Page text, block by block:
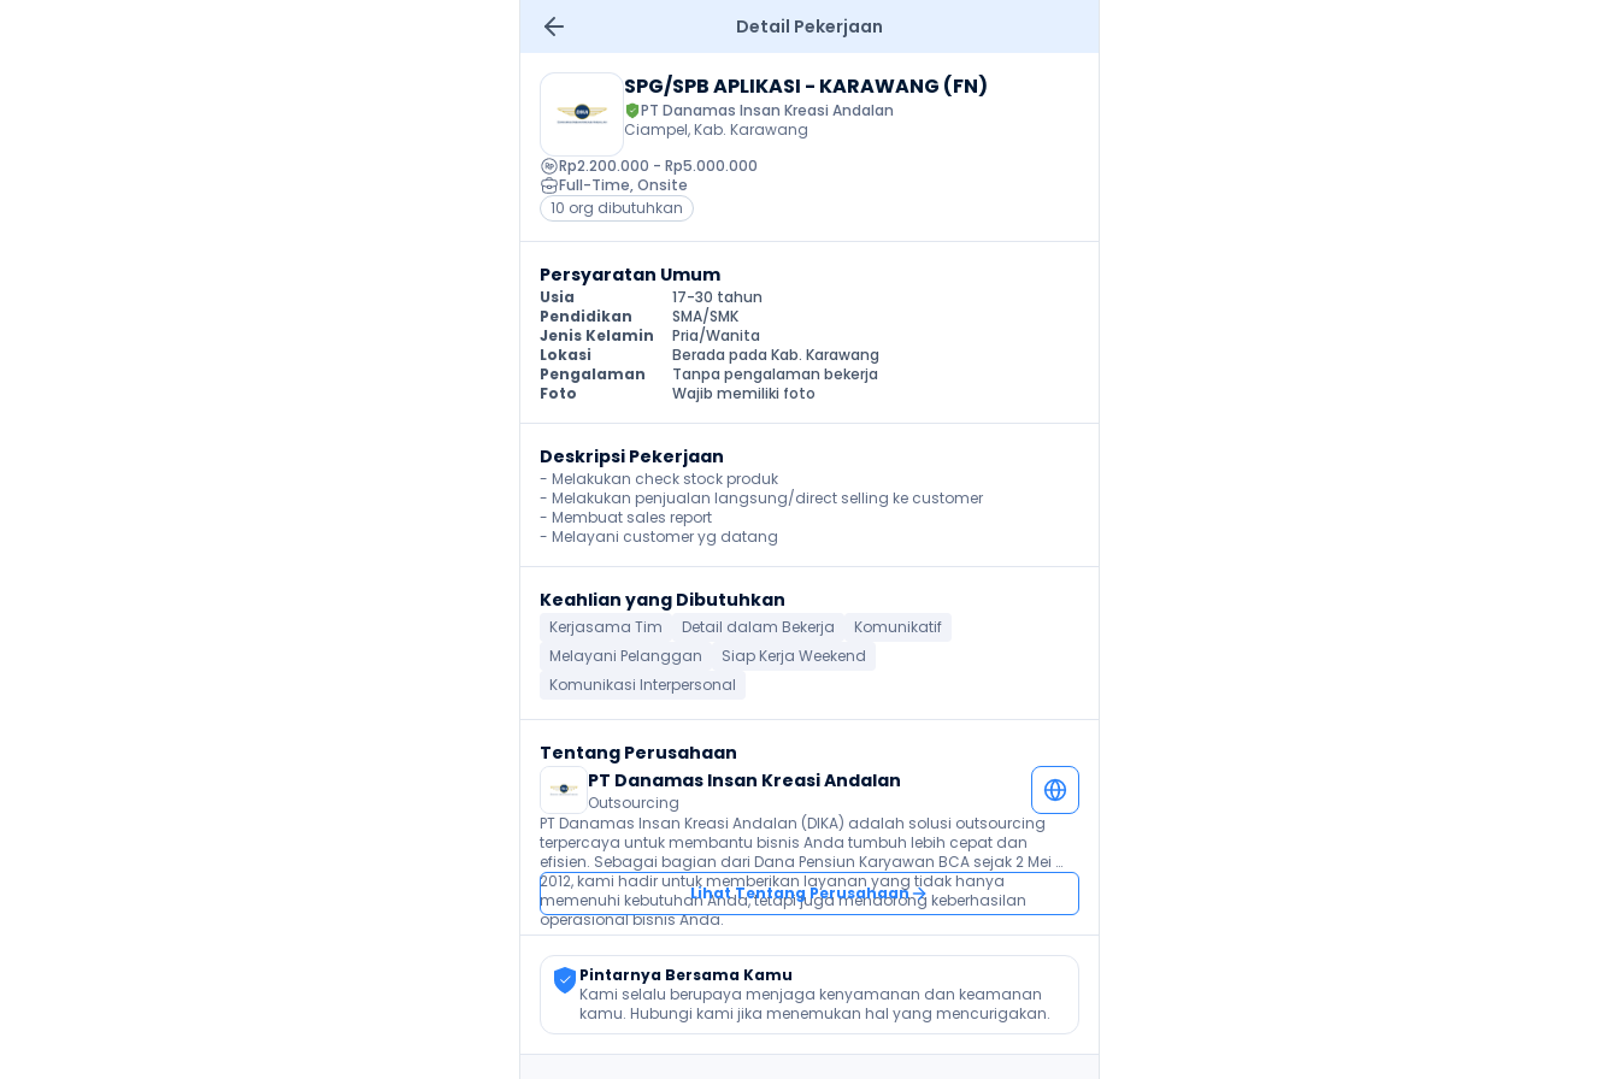
Detail Pekerjaan
SPG/SPB APLIKASI - KARAWANG (FN)
PT Danamas Insan Kreasi Andalan
Ciampel, Kab. Karawang
Rp2.200.000 - Rp5.000.000
Full-Time, Onsite
10 org dibutuhkan
Persyaratan Umum
Usia
17-30 tahun
Pendidikan
SMA/SMK
Jenis Kelamin
Pria/Wanita
Lokasi
Berada pada Kab. Karawang
Pengalaman
Tanpa pengalaman bekerja
Foto
Wajib memiliki foto
Deskripsi Pekerjaan
- Melakukan check stock produk
- Melakukan penjualan langsung/direct selling ke customer
- Membuat sales report
- Melayani customer yg datang
Keahlian yang Dibutuhkan
Kerjasama Tim Detail dalam Bekerja
Komunikatif
Melayani Pelanggan
Siap Kerja Weekend
Komunikasi Interpersonal
Tentang Perusahaan
PT Danamas Insan Kreasi Andalan
Outsourcing
PT Danamas Insan Kreasi Andalan (DIKA) adalah solusi outsourcing
terpercaya untuk membantu bisnis Anda tumbuh lebih cepat dan
efisien. Sebagai bagian dari Dana Pensiun Karyawan BCA sejak 2 Mei
2012, kami hadir untuk memberikan layanan yang tidak hanya
memenuhi kebutuhan Anda, tetapi juga mendorong keberhasilan
operasional bisnis Anda.
Lihat Tentang Perusahaan
Pintarnya Bersama Kamu
Kami selalu berupaya menjaga kenyamanan dan keamanan
kamu. Hubungi kami jika menemukan hal yang mencurigakan.